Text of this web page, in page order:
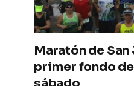
Maratón de
primer fondo